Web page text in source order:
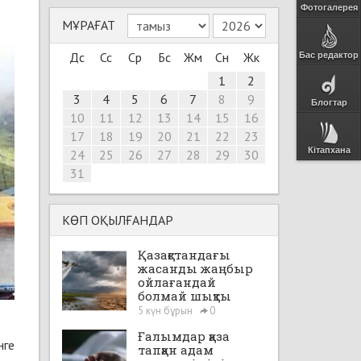
Фотогалерея
Бас редактор
Блогтар
Кітапхана
МҰРАҒАТ
Дс
Сс Ср Бс Жм Сн
Жк
1
2
3
4 5 6 7 8
9
10
11 12 13 14 15
16
17
18 19 20 21 22
23
24
25 26 27 28 29
30
31
КӨП ОҚЫЛҒАНДАР
Қазақстандағы
жасанды жаңбыр
ойлағандай
болмай шықты
5 күн бұрын 0
Ғалымдар қаза
тапқан адам